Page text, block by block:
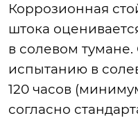
Коррозионная
штока
в солевом
испытанию в
120 часов
согласно